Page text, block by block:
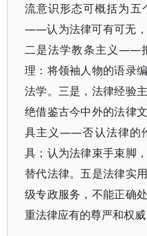
流意识形态可概括为五
——认为法律可有可无，
二是法学教条主义——
理：将领袖人物的语录
法学。三是，法律经验
绝借鉴古今中外的法律
具主义——否认法律的
具；认为法律束手束脚
替代法律。五是法律实
级专政服务，不能正确
重法律应有的尊严和权威